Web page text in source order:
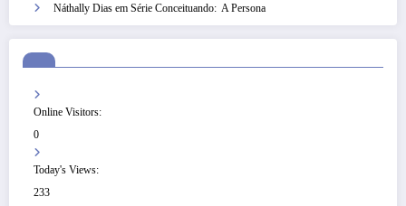
Náthally Dias em Série Conceituando: A Persona
Online Visitors:
0
Today's Views:
233